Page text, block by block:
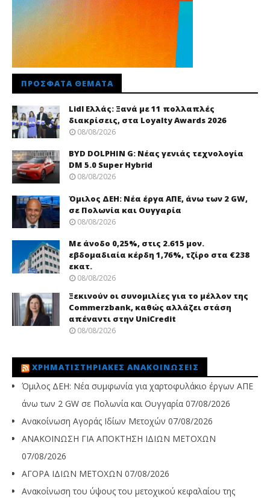
ΠΡΌΣΦΑΤΑ ΘΈΜΑΤΑ
Lidl Ελλάς: Ξανά με 11 πολλαπλές
διακρίσεις, στα Loyalty Awards 2026
08/08/2026
BYD DOLPHIN G: Νέας γενιάς τεχνολογία
DM 5.0 Super Hybrid
08/08/2026
Όμιλος ΔΕΗ: Νέα έργα ΑΠΕ, άνω των 2 GW,
σε Πολωνία και Ουγγαρία
08/08/2026
Με άνοδο 0,25%, στις 2.615 μον.
εβδομαδιαία κέρδη 1,76%, τζίρο στα €238
εκατ.
08/08/2026
Ξεκινούν οι συνομιλίες για το μέλλον της
Commerzbank, καθώς αλλάζει στάση
απέναντι στην UniCredit
08/08/2026
ΧΡΗΜΑΤΙΣΤΗΡΙΑΚΈΣ ΑΝΑΚΟΙΝΏΣΕΙΣ
Όμιλος ΔΕΗ: Νέα συμφωνία για χαρτοφυλάκιο έργων ΑΠΕ
άνω των 2 GW σε Πολωνία και Ουγγαρία 07/08/2026
Ανακοίνωση Αγοράς Ιδίων Μετοχών 07/08/2026
ΑΝΑΚΟΙΝΩΣΗ ΓΙΑ ΑΠΟΚΤΗΣΗ ΙΔΙΩΝ ΜΕΤΟΧΩΝ
07/08/2026
ΑΓΟΡΑ ΙΔΙΩΝ ΜΕΤΟΧΩΝ 07/08/2026
Ανακοίνωση του ύψους του μετοχικού κεφαλαίου της